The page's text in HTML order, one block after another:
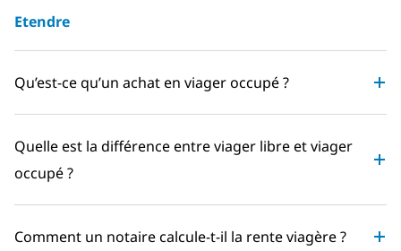
Etendre
Qu’est-ce qu’un achat en viager occupé ?
Quelle est la différence entre viager libre et viager
occupé ?
Comment un notaire calcule-t-il la rente viagère ?